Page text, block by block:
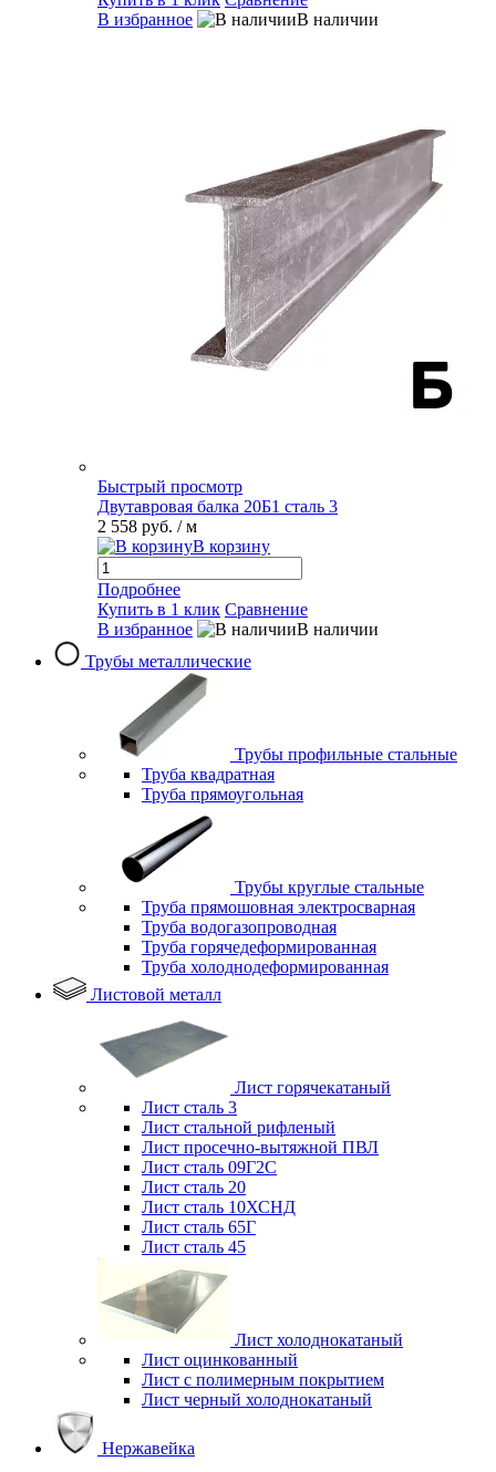
В избранное
В наличии
Быстрый просмотр
Двутавровая балка 20Б1 сталь 3
2 558 руб. / м
В корзину
Подробнее
Купить в 1 клик Сравнение
В избранное
В наличии
Трубы металлические
Трубы профильные стальные
Труба квадратная
Труба прямоугольная
Трубы круглые стальные
Труба прямошовная электросварная
Труба водогазопроводная
Труба горячедеформированная
Труба холоднодеформированная
Листовой металл
Лист горячекатаный
Лист сталь 3
Лист стальной рифленый
Лист просечно-вытяжной ПВЛ
Лист сталь 09Г2С
Лист сталь 20
Лист сталь 10ХСНД
Лист сталь 65Г
Лист сталь 45
Лист холоднокатаный
Лист оцинкованный
Лист с полимерным покрытием
Лист черный холоднокатаный
Нержавейка